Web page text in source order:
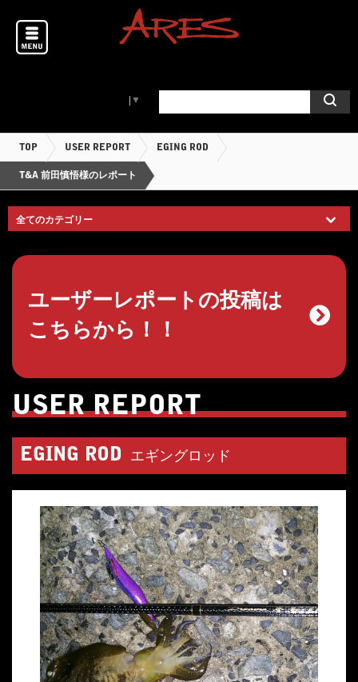
▼
TOP USER REPORT EGING ROD
T&A 前田慎悟様のレポート
ユーザーレポートの投稿は
こちらから！！
USER REPORT
EGING ROD エギングロッド